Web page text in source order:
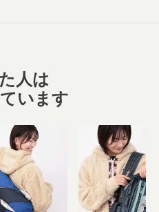
人は
います